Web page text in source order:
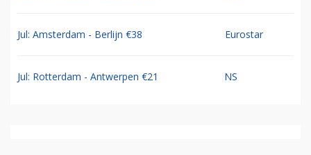
Jul: Amsterdam - Berlijn €38 Eurostar
Jul: Rotterdam - Antwerpen €21 NS